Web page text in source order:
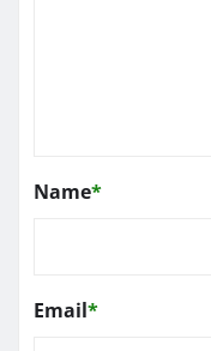
Name*
Email*